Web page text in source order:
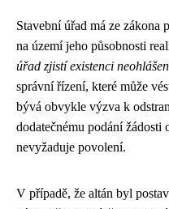
Stavební úřad má ze zákona
na území jeho působnosti
úřad zjistí existenci
správní řízení, které může
bývá obvykle výzva k
dodatečnému podání žádosti
nevyžaduje povolení.
V případě, že altán byl